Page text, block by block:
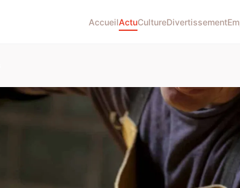
AccueilActuCultureDivertissement